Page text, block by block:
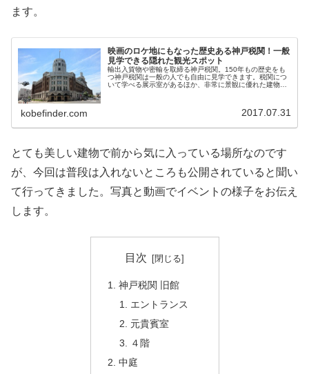
ます。
映画のロケ地にもなった歴史ある神戸税関！一般
見学できる隠れた観光スポット
輸出入貨物や密輸を取締る神戸税関。150年もの歴史をも
つ神戸税関は一般の人でも自由に見学できます。税関につ
いて学べる展示室があるほか、非常に景観に優れた建物や
kobefinder.com 2017.07.31
とても美しい建物で前から気に入っている場所なのです
が、今回は普段は入れないところも公開されていると聞い
て行ってきました。写真と動画でイベントの様子をお伝え
します。
目次
神戸税関 旧館
エントランス
元貴賓室
４階
中庭